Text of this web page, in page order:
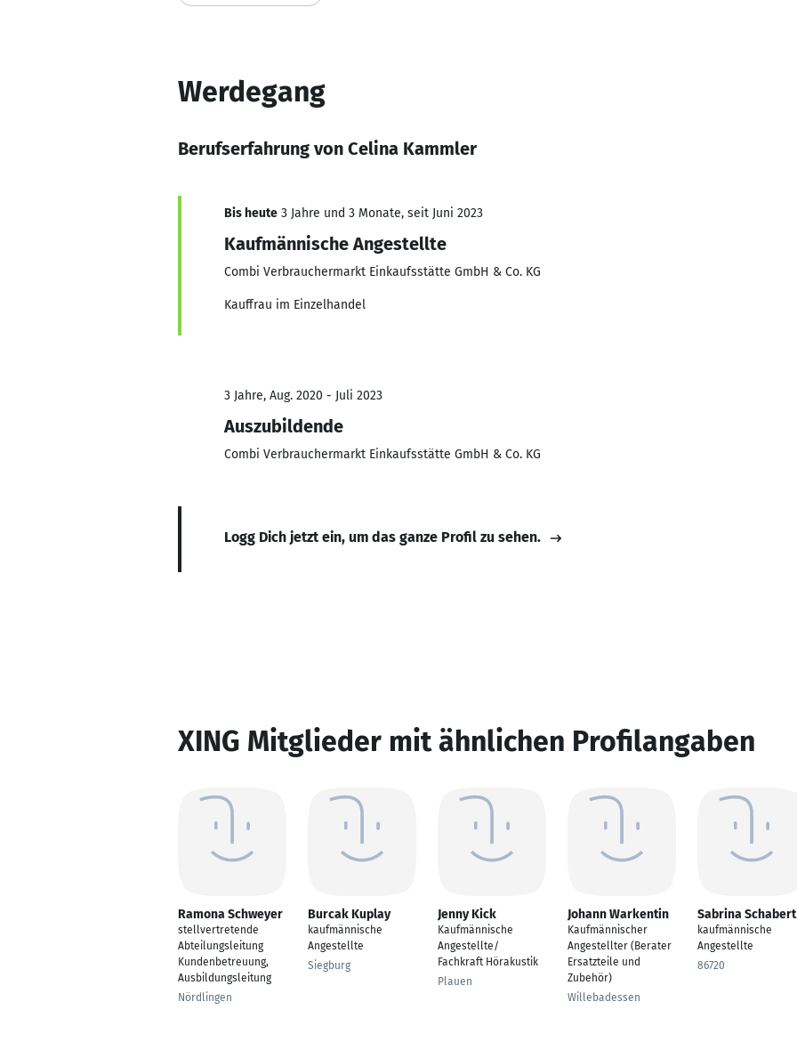
Werdegang
Berufserfahrung von Celina Kammler
Bis heute 3 Jahre und 3 Monate, seit Juni 2023
Kaufmännische Angestellte
Combi Verbrauchermarkt Einkaufsstätte GmbH & Co. KG
Kauffrau im Einzelhandel
3 Jahre, Aug. 2020 - Juli 2023
Auszubildende
Combi Verbrauchermarkt Einkaufsstätte GmbH & Co. KG
Logg Dich jetzt ein, um das ganze Profil zu sehen.
XING Mitglieder mit ähnlichen Profilangaben
Ramona Schweyer
stellvertretende
Abteilungsleitung
Kundenbetreuung,
Ausbildungsleitung
Nördlingen
Burcak Kuplay
kaufmännische
Angestellte
Siegburg
Jenny Kick
Kaufmännische
Angestellte/
Fachkraft Hörakustik
Plauen
Johann Warkentin
Kaufmännischer
Angestellter (Berater
Ersatzteile und
Zubehör)
Willebadessen
Sabrina Schabert
kaufmännische
Angestellte
86720